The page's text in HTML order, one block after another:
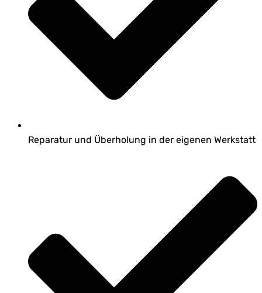
Reparatur und Überholung in der eigenen Werkstatt